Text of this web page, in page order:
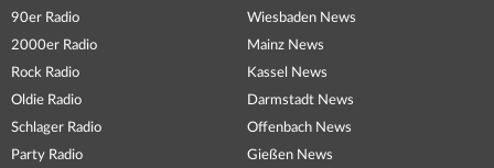
90er Radio
2000er Radio
Rock Radio
Oldie Radio
Schlager Radio
Party Radio
Wiesbaden News
Mainz News
Kassel News
Darmstadt News
Offenbach News
Gießen News